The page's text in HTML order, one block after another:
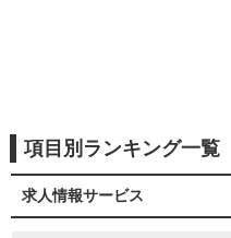
項目別ランキング一覧
求人情報サービス